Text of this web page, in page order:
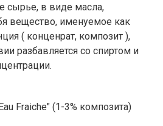
сырье, в виде масла,
вещество, именуемое как
( конценрат, композит ),
разбавляется со спиртом и
Fraiche" (1-3% композита)